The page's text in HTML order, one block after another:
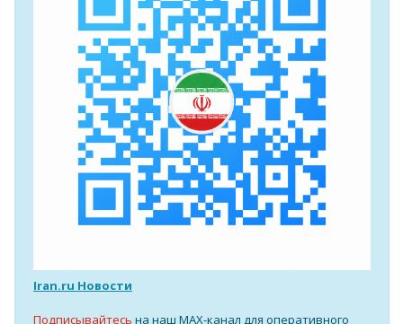
Iran.ru Новости
Подписывайтесь на наш MAX-канал для оперативного